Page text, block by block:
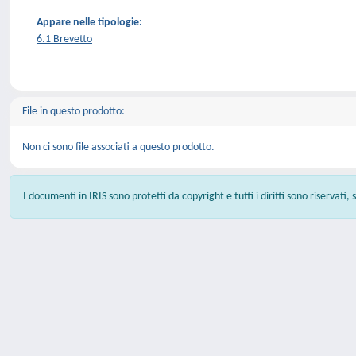
Appare nelle tipologie:
6.1 Brevetto
File in questo prodotto:
Non ci sono file associati a questo prodotto.
I documenti in IRIS sono protetti da copyright e tutti i diritti sono riservati,